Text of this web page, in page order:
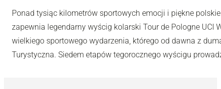
Ponad tysiąc kilometrów sportowych emocji i piękne
zapewnia legendarny wyścig kolarski Tour de Pologne UCI
wielkiego sportowego wydarzenia, którego od dawna z
Turystyczna. Siedem etapów tegorocznego wyścigu